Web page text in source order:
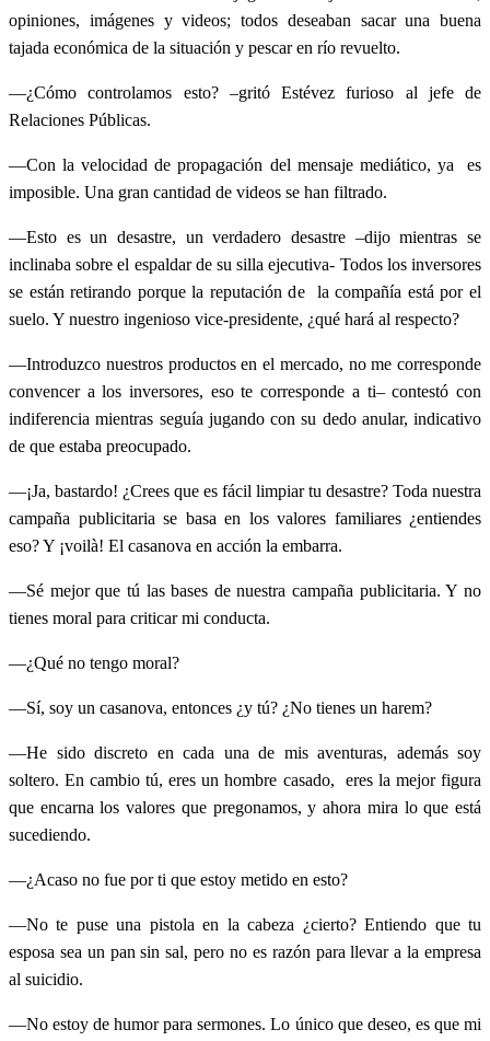
opiniones, imágenes y videos; todos deseaban sacar una buena
tajada económica de la situación y pescar en río revuelto.
—¿Cómo controlamos esto? –gritó Estévez furioso al jefe de
Relaciones Públicas.
—Con la velocidad de propagación del mensaje mediático, ya es
imposible. Una gran cantidad de videos se han filtrado.
—Esto es un desastre, un verdadero desastre –dijo mientras se
inclinaba sobre el espaldar de su silla ejecutiva- Todos los inversores
se están retirando porque la reputación de la compañía está por el
suelo. Y nuestro ingenioso vice-presidente, ¿qué hará al respecto?
—Introduzco nuestros productos en el mercado, no me corresponde
convencer a los inversores, eso te corresponde a ti– contestó con
indiferencia mientras seguía jugando con su dedo anular, indicativo
de que estaba preocupado.
—¡Ja, bastardo! ¿Crees que es fácil limpiar tu desastre? Toda nuestra
campaña publicitaria se basa en los valores familiares ¿entiendes
eso? Y ¡voilà! El casanova en acción la embarra.
—Sé mejor que tú las bases de nuestra campaña publicitaria. Y no
tienes moral para criticar mi conducta.
—¿Qué no tengo moral?
—Sí, soy un casanova, entonces ¿y tú? ¿No tienes un harem?
—He sido discreto en cada una de mis aventuras, además soy
soltero. En cambio tú, eres un hombre casado, eres la mejor figura
que encarna los valores que pregonamos, y ahora mira lo que está
sucediendo.
—¿Acaso no fue por ti que estoy metido en esto?
—No te puse una pistola en la cabeza ¿cierto? Entiendo que tu
esposa sea un pan sin sal, pero no es razón para llevar a la empresa
al suicidio.
—No estoy de humor para sermones. Lo único que deseo, es que mi